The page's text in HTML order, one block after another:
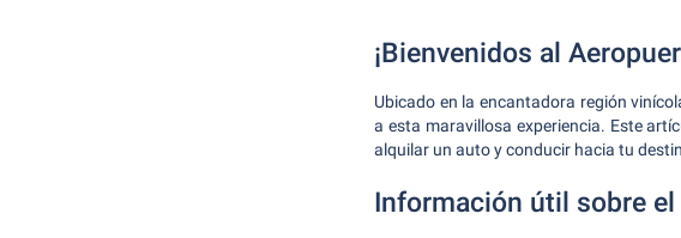
¡Bienvenidos al
Ubicado en la encantadora región
a esta maravillosa experiencia. Este
alquilar un auto y conducir hacia tu
Información útil sobre